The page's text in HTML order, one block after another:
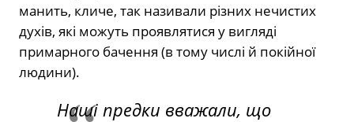
манить, кличе, так називали різних нечистих
духів, які можуть проявлятися у вигляді
примарного бачення (в тому числі й покійної
людини).
Наші предки вважали, що